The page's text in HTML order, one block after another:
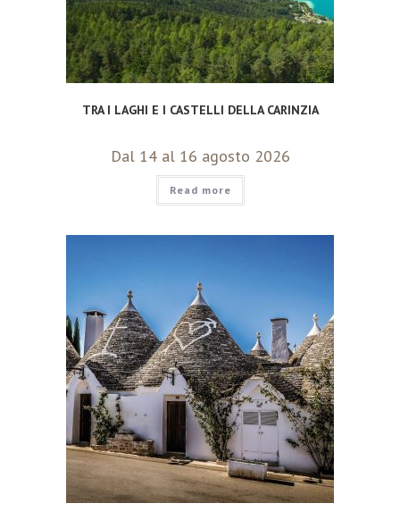
TRA I LAGHI E I CASTELLI DELLA CARINZIA
Dal 14 al 16 agosto 2026
Read more